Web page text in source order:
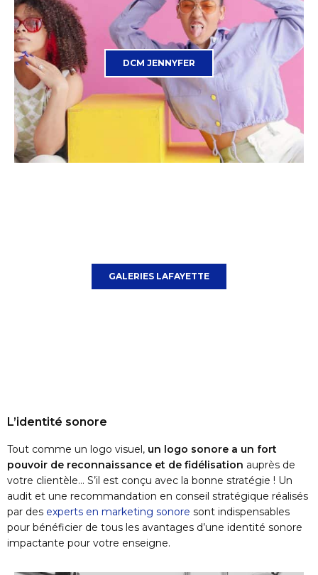
DCM JENNYFER
GALERIES LAFAYETTE
L’identité sonore
Tout comme un logo visuel, un logo sonore a un fort
pouvoir de reconnaissance et de fidélisation auprès de
votre clientèle… S’il est conçu avec la bonne stratégie ! Un
audit et une recommandation en conseil stratégique réalisés
par des experts en marketing sonore sont indispensables
pour bénéficier de tous les avantages d’une identité sonore
impactante pour votre enseigne.